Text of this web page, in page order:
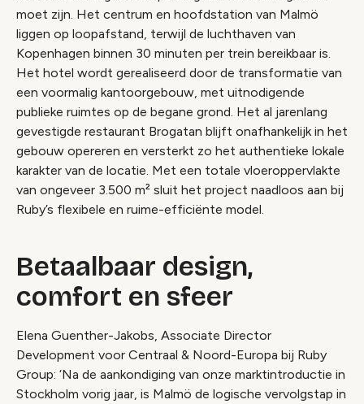
moet zijn. Het centrum en hoofdstation van Malmö
liggen op loopafstand, terwijl de luchthaven van
Kopenhagen binnen 30 minuten per trein bereikbaar is.
Het hotel wordt gerealiseerd door de transformatie van
een voormalig kantoorgebouw, met uitnodigende
publieke ruimtes op de begane grond. Het al jarenlang
gevestigde restaurant Brogatan blijft onafhankelijk in het
gebouw opereren en versterkt zo het authentieke lokale
karakter van de locatie. Met een totale vloeroppervlakte
van ongeveer 3.500 m² sluit het project naadloos aan bij
Ruby’s flexibele en ruime-efficiënte model.
Betaalbaar design,
comfort en sfeer
Elena Guenther-Jakobs, Associate Director
Development voor Centraal & Noord-Europa bij Ruby
Group: ‘Na de aankondiging van onze marktintroductie in
Stockholm vorig jaar, is Malmö de logische vervolgstap in